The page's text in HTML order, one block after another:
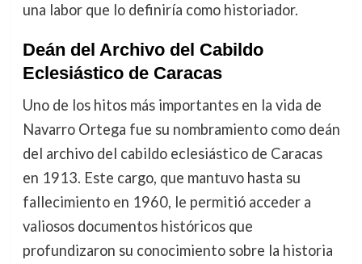
una labor que lo definiría como historiador.
Deán del Archivo del Cabildo
Eclesiástico de Caracas
Uno de los hitos más importantes en la vida de
Navarro Ortega fue su nombramiento como deán
del archivo del cabildo eclesiástico de Caracas
en 1913. Este cargo, que mantuvo hasta su
fallecimiento en 1960, le permitió acceder a
valiosos documentos históricos que
profundizaron su conocimiento sobre la historia